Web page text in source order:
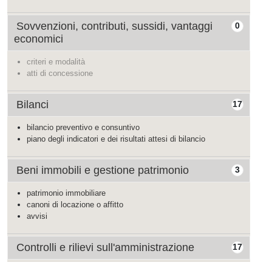
0
Sovvenzioni, contributi, sussidi, vantaggi
economici
criteri e modalità
atti di concessione
17
Bilanci
bilancio preventivo e consuntivo
piano degli indicatori e dei risultati attesi di bilancio
3
Beni immobili e gestione patrimonio
patrimonio immobiliare
canoni di locazione o affitto
avvisi
17
Controlli e rilievi sull'amministrazione